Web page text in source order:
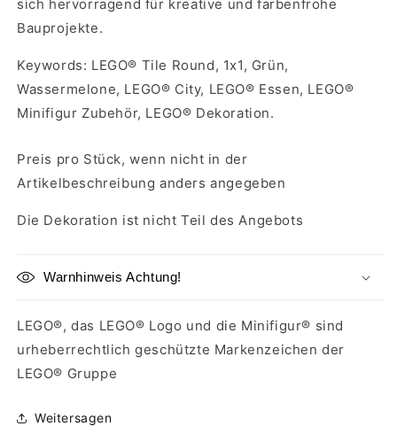
sich hervorragend für kreative und farbenfrohe
Bauprojekte.
Keywords: LEGO® Tile Round, 1x1, Grün,
Wassermelone, LEGO® City, LEGO® Essen, LEGO®
Minifigur Zubehör, LEGO® Dekoration.
Preis pro Stück, wenn nicht in der
Artikelbeschreibung anders angegeben
Die Dekoration ist nicht Teil des Angebots
Warnhinweis Achtung!
LEGO®, das LEGO® Logo und die Minifigur® sind
urheberrechtlich geschützte Markenzeichen der
LEGO® Gruppe
Weitersagen